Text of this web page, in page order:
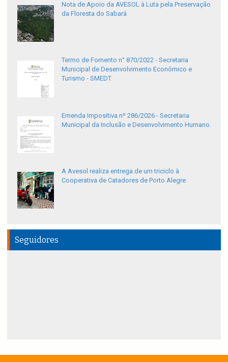
Nota de Apoio da AVESOL à Luta pela Preservação
da Floresta do Sabará
Termo de Fomento n° 870/2022 - Secretaria
Municipal de Desenvolvimento Econômico e
Turismo - SMEDT.
Emenda Impositiva nº 286/2026 - Secretaria
Municipal da Inclusão e Desenvolvimento Humano.
A Avesol realiza entrega de um triciclo à
Cooperativa de Catadores de Porto Alegre
Seguidores